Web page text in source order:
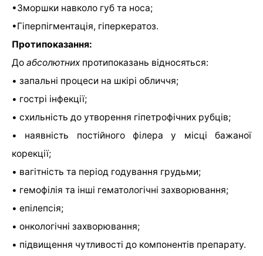
•Зморшки навколо губ та носа;
•Гіперпігментація, гіперкератоз.
Протипоказання:
До абсолютнихпротипоказань відносяться:
• запальні процеси на шкірі обличчя;
• гострі інфекції;
• схильність до утворення гіпетрофічних рубців;
• наявність постійного філера у місці бажаної
корекції;
• вагітність та період годування грудьми;
• гемофілія та інші гематологічні захворювання;
• епілепсія;
• онкологічні захворювання;
• підвищення чутливості до компонентів препарату.